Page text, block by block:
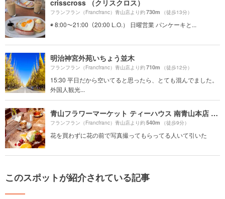
crisscross （クリスクロス）
フランフラン（Francfranc）青山店より約730m （徒歩13分）
◉ 8:00〜21:00（20:00 L.O.） 日曜営業 パンケーキと...
明治神宮外苑いちょう並木
フランフラン（Francfranc）青山店より約710m （徒歩12分）
15:30 平日だから空いてると思ったら、とても混んでました。
外国人観光...
青山フラワーマーケット ティーハウス 南青山本店 （Aoyama Flower Market TEA HOUSE）
フランフラン（Francfranc）青山店より約540m （徒歩9分）
花を買わずに花の前で写真撮ってもらってる人いて引いた
このスポットが紹介されている記事